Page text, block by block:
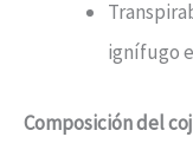
ignífugo
Composición del